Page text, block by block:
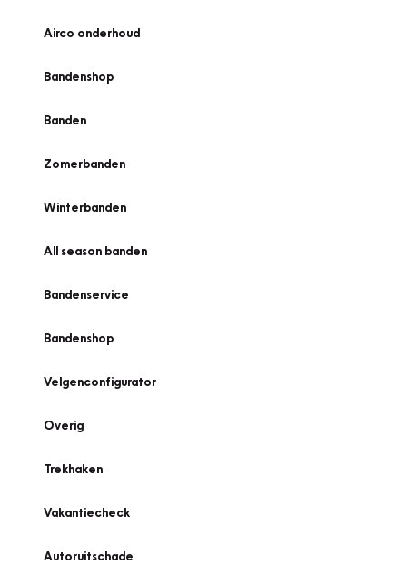
Airco onderhoud
Bandenshop
Banden
Zomerbanden
Winterbanden
All season banden
Bandenservice
Bandenshop
Velgenconfigurator
Overig
Trekhaken
Vakantiecheck
Autoruitschade